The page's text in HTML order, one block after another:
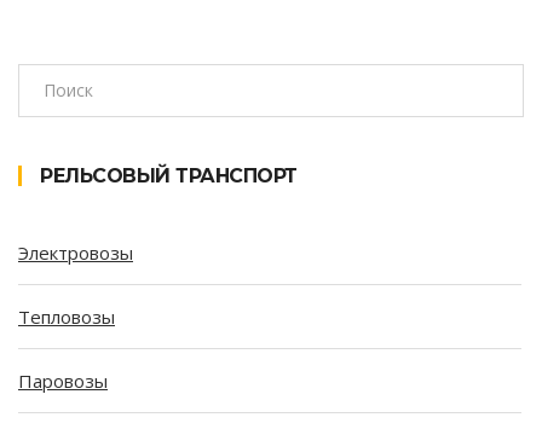
РЕЛЬСОВЫЙ ТРАНСПОРТ
Электровозы
Тепловозы
Паровозы